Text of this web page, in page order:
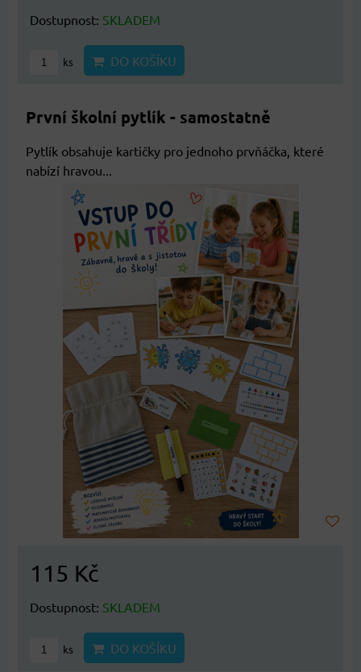
Dostupnost: SKLADEM
ks DO KOŠÍKU
První školní pytlík - samostatně
Pytlík obsahuje kartičky pro jednoho prvňáčka, které
nabízí hravou...
115 Kč
Dostupnost: SKLADEM
ks DO KOŠÍKU